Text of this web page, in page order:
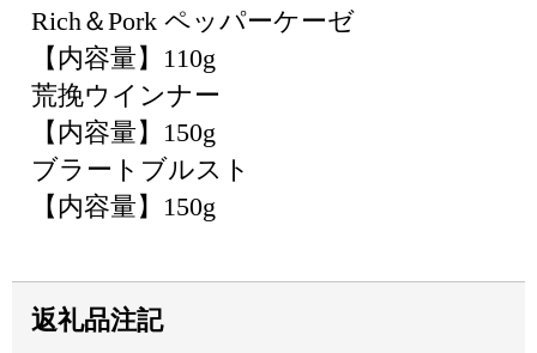
Rich＆Pork ペッパーケーゼ
【内容量】110g
荒挽ウインナー
【内容量】150g
ブラートブルスト
【内容量】150g
返礼品注記